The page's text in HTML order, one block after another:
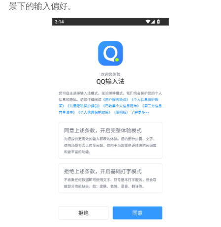
景下的输入偏好。